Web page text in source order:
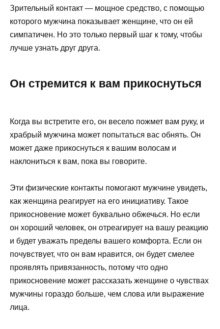
Зрительный контакт — мощное средство, с помощью
которого мужчина показывает женщине, что он ей
симпатичен. Но это только первый шаг к тому, чтобы
лучше узнать друг друга.
Он стремится к вам прикоснуться
Когда вы встретите его, он весело пожмет вам руку, и
храбрый мужчина может попытаться вас обнять. Он
может даже прикоснуться к вашим волосам и
наклониться к вам, пока вы говорите.
Эти физические контакты помогают мужчине увидеть,
как женщина реагирует на его инициативу. Такое
прикосновение может буквально обжечься. Но если
он хороший человек, он отреагирует на вашу реакцию
и будет уважать пределы вашего комфорта. Если он
почувствует, что он вам нравится, он будет смелее
проявлять привязанность, потому что одно
прикосновение может рассказать женщине о чувствах
мужчины гораздо больше, чем слова или выражение
лица.